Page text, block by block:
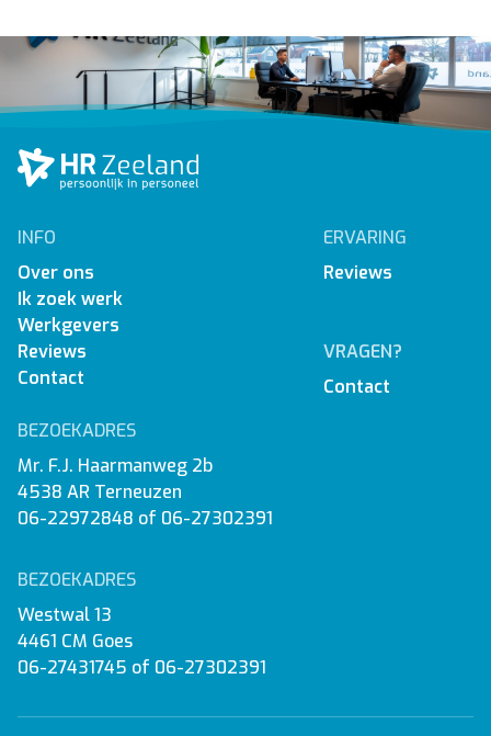
INFO
Over ons
Ik zoek werk
Werkgevers
Reviews
Contact
ERVARING
Reviews
VRAGEN?
Contact
BEZOEKADRES
Mr. F.J. Haarmanweg 2b
4538 AR Terneuzen
06-22972848 of 06-27302391
BEZOEKADRES
Westwal 13
4461 CM Goes
06-27431745 of 06-27302391